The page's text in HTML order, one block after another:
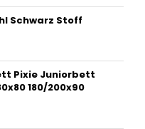
Schwarz Stoff
Pixie Juniorbett
180/200x90